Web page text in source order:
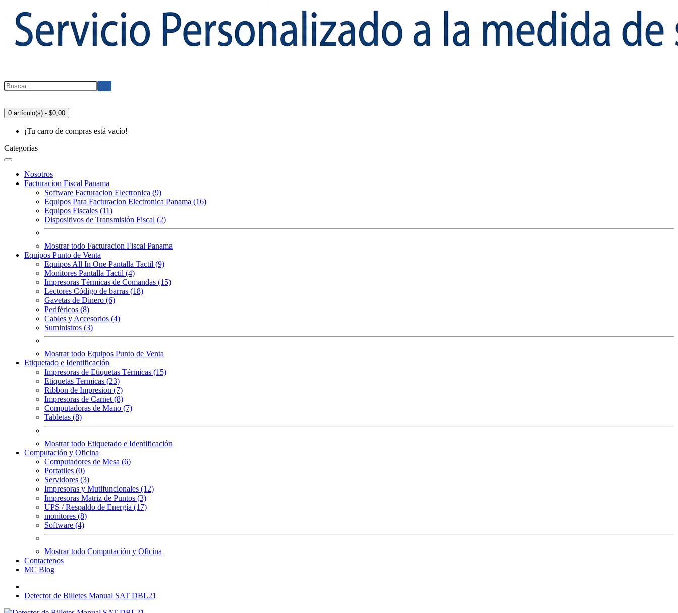
0 artículo(s) - $0,00
¡Tu carro de compras está vacío!
Categorías
Nosotros
Facturacion Fiscal Panama
Software Facturacion Electronica (9)
Equipos Para Facturacion Electronica Panama (16)
Equipos Fiscales (11)
Dispositivos de Transmisión Fiscal (2)
Mostrar todo Facturacion Fiscal Panama
Equipos Punto de Venta
Equipos All In One Pantalla Tactil (9)
Monitores Pantalla Tactil (4)
Impresoras Térmicas de Comandas (15)
Lectores Código de barras (18)
Gavetas de Dinero (6)
Periféricos (8)
Cables y Accesorios (4)
Suministros (3)
Mostrar todo Equipos Punto de Venta
Etiquetado e Identificación
Impresoras de Etiquetas Térmicas (15)
Etiquetas Termicas (23)
Ribbon de Impresion (7)
Impresoras de Carnet (8)
Computadoras de Mano (7)
Tabletas (8)
Mostrar todo Etiquetado e Identificación
Computación y Oficina
Computadores de Mesa (6)
Portatiles (0)
Servidores (3)
Impresoras y Mutifuncionales (12)
Impresoras Matriz de Puntos (3)
UPS / Respaldo de Energía (17)
monitores (8)
Software (4)
Mostrar todo Computación y Oficina
Contactenos
MC Blog
Detector de Billetes Manual SAT DBL21